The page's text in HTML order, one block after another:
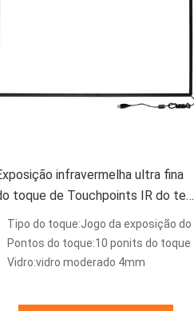
infravermelha ultra fina
toque de Touchpoints IR do tela
táctil 10 de Multitouch
Tipo do toque:Jogo da exposição do toque do IR
Pontos do toque:10 ponits do toque
Vidro:vidro moderado 4mm